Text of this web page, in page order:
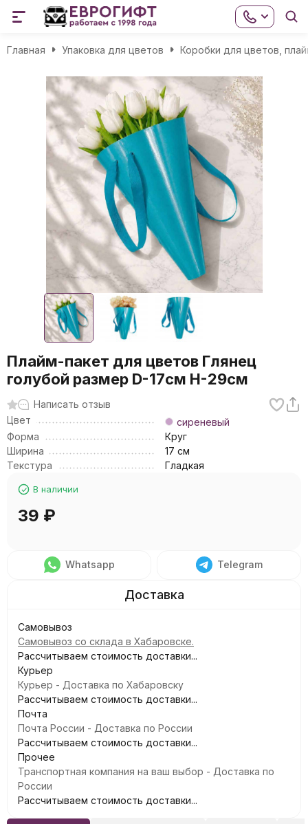
Главная Упаковка для цветов Коробки для цветов,
Плайм-пакет для цветов Глянец
голубой размер D-17см Н-29см
Написать отзыв
Цвет
сиреневый
Форма
Круг
Ширина
17 см
Текстура
Гладкая
В наличии
39 ₽
Whatsapp Telegram
Самовывоз
Самовывоз со склада в Хабаровске.
Рассчитываем стоимость доставки...
Курьер
Курьер - Доставка по Хабаровску
Рассчитываем стоимость доставки...
Почта
Почта России - Доставка по России
Рассчитываем стоимость доставки...
Прочее
Транспортная компания на ваш выбор - Доставка по
России
Рассчитываем стоимость доставки...